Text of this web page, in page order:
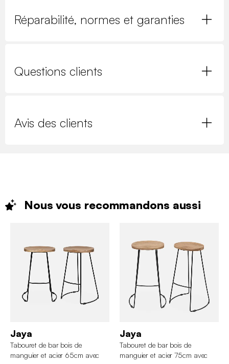
Réparabilité, normes et garanties
Questions clients
Avis des clients
Nous vous recommandons aussi
Jaya
Tabouret de bar bois de
manguier et acier 65cm avec
Jaya
Tabouret de bar bois de
manguier et acier 75cm avec